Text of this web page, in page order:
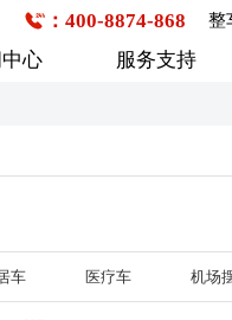
：400-8874-868 整
31-40座
41-50座
心 服务支持
车 医疗车 机场